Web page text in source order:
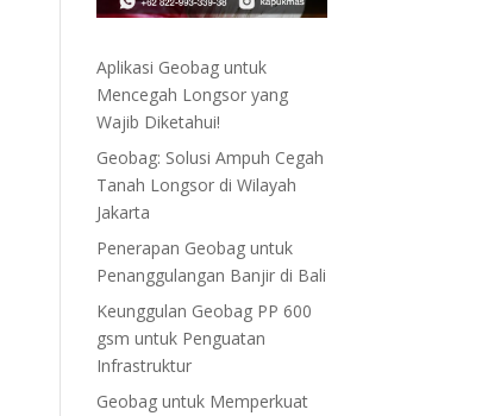
Aplikasi Geobag untuk
Mencegah Longsor yang
Wajib Diketahui!
Geobag: Solusi Ampuh Cegah
Tanah Longsor di Wilayah
Jakarta
Penerapan Geobag untuk
Penanggulangan Banjir di Bali
Keunggulan Geobag PP 600
gsm untuk Penguatan
Infrastruktur
Geobag untuk Memperkuat